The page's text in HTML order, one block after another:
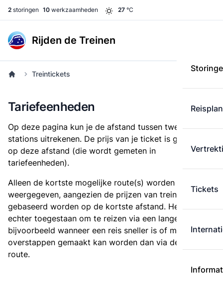
2 storingen 10 werkzaamheden 27 °C
Rijden de Treinen
Tickets
Treintickets
Tariefeenheden
Op deze pagina kun je de afstand tussen twee
stations uitrekenen. De prijs van je ticket is gebaseerd
op deze afstand (die wordt gemeten in
tariefeenheden).
Alleen de kortste mogelijke route(s) worden
weergegeven, aangezien de prijzen van treintickets
gebaseerd worden op de kortste afstand. Het is
echter toegestaan om te reizen via een langere route,
bijvoorbeeld wanneer een reis sneller is of met minder
overstappen gemaakt kan worden dan via de kortste
route.